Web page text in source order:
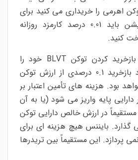
اهرمی را خریداری می کنید برای
باز ماندن این پوزیشن باید 0.01 درصد کارمزد روزانه
از طرفی، اگر قصد بازخرید کردن توکن BLVT خود را
داشته باشید، کارمزد بازخرید 0.1 درصدی از ارزش توکن
بود. هزینه های تأمین اعتبار بر
پایه واریز می شود (یا به آن
در ارزش خالص دارایی توکن
گذارد. بایننس هیچ هزینه ای برای
پردازد. این مستقیماً بین تریدرها